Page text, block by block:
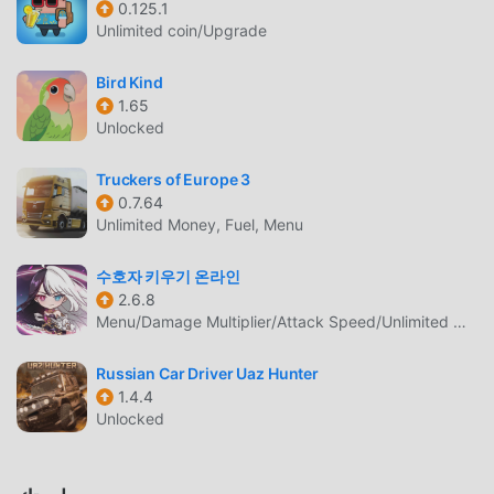
العالم. على عكس الألعاب التقليدية simulation ، في Car Driving
Taxi Game ، ما عليك سوى متابعة البرنامج التعليمي للمبتدئين ،
بحيث يمكنك بسهولة بدء اللعبة بأكملها والاستمتاع بالبهجة التي
توفرها فئة الألعاب الكلاسيكية simulation الألعاب Car Driving
Taxi Game 1.0.5. في الوقت نفسه ، قامت moddroid ببناء منصة
خاصة لعشاق الألعاب simulation ، مما يتيح لك التواصل والمشاركة
مع جميع عشاق الألعاب simulation من جميع أنحاء العالم ، ماذا
تنتظر ، انضم إلى moddroid و استمتع بلعبة simulation مع كل
مثل الألعاب التقليدية simulation ، تتميز Car Driving Taxi Game
الجودة تجعل Car Driving Taxi Game جذبت الكثير من
simulation معجبين ، وبالمقارنة مع فئة الألعاب التقليدية
simulation ، اعتمدت Car Driving Taxi Game 1.0.5 محركًا
0.125.1
Unlimited coin/Upgrade
Bird Kind
1.65
Unlocked
Truckers of Europe 3
0.7.64
Unlimited Money, Fuel, Menu
수호자 키우기 온라인
2.6.8
Menu/Damage Multiplier/Attack Speed/Unlimited Money
Russian Car Driver Uaz Hunter
1.4.4
Unlocked